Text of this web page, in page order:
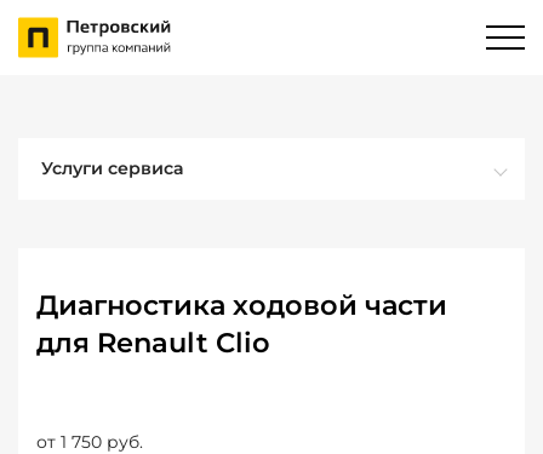
Услуги сервиса
Диагностика ходовой части
для Renault Clio
от 1 750 руб.